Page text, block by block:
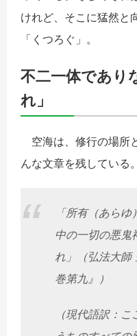
けれど、そこに猛然と
「くつろぐ」。
不二一体であり
れ」
空海は、修行の場所
んな文章を残している。
「所有（あら
中の一切の悪鬼
れ」（弘法大
巻第九』）
（現代語訳：